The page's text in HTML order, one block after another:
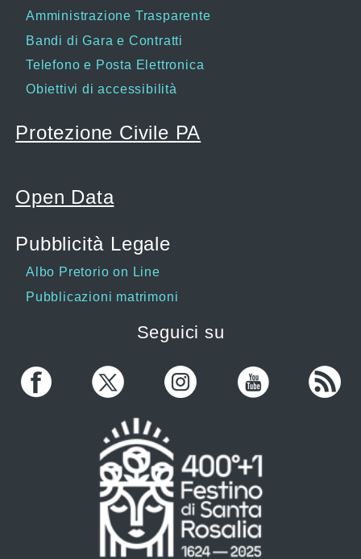
Amministrazione Trasparente
Bandi di Gara e Contratti
Telefono e Posta Elettronica
Obiettivi di accessibilità
Protezione Civile PA
Open Data
Pubblicità Legale
Albo Pretorio on Line
Pubblicazioni matrimoni
Seguici su